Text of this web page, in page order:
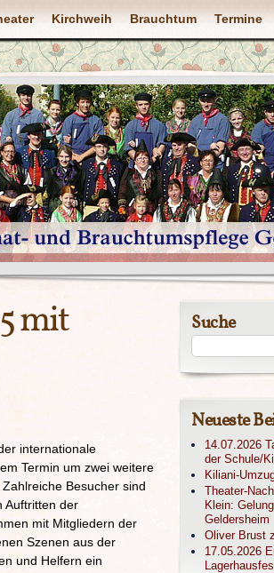
Kirchweih Brauchtum Termine
mit
internationale
Termin um zwei weitere
Besucher sind
Auftritten der
mit Mitgliedern der
Szenen aus der
und Helfern ein
Suche
Neueste
14.07.2026
der Schule/
Kiliani-
Theater-
Klein:
Geldersheim
Oliver Brust
17.05.2026